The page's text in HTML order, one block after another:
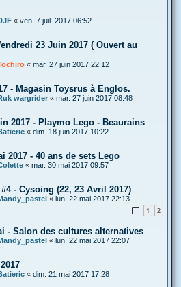
« ven. 7 juil. 2017 06:52
23 Juin 2017 ( Ouvert au
« mar. 27 juin 2017 22:12
- Magasin Toysrus à Englos.
wargrider « mar. 27 juin 2017 08:48
2017 - Playmo Lego - Beaurains
« dim. 18 juin 2017 10:22
2017 - 40 ans de sets Lego
« mar. 30 mai 2017 09:57
- Cysoing (22, 23 Avril 2017)
« lun. 22 mai 2017 22:13
1 2
- Salon des cultures alternatives
« lun. 22 mai 2017 22:07
« dim. 21 mai 2017 17:28